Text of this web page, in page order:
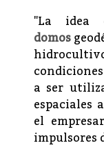
"La idea
domos
a ser
espaciales
el
impulsores